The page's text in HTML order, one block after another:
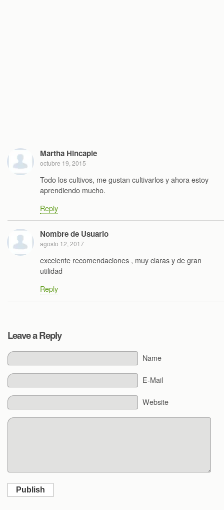
Martha Hincapie
octubre 19, 2015
Todo los cultivos, me gustan cultivarlos y ahora estoy
aprendiendo mucho.
Reply
Nombre de Usuario
agosto 12, 2017
excelente recomendaciones , muy claras y de gran
utilidad
Reply
Leave a Reply
Name
E-Mail
Website
Publish